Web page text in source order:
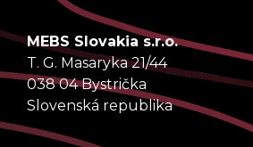
MEBS Slovakia s.r.o.
T. G. Masaryka 21/44
038 04 Bystrička
Slovenská republika